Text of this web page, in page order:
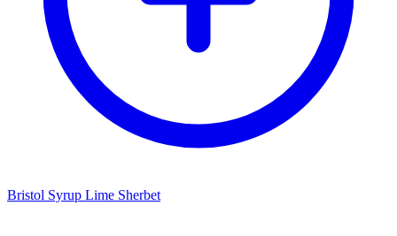
Bristol Syrup Lime Sherbet